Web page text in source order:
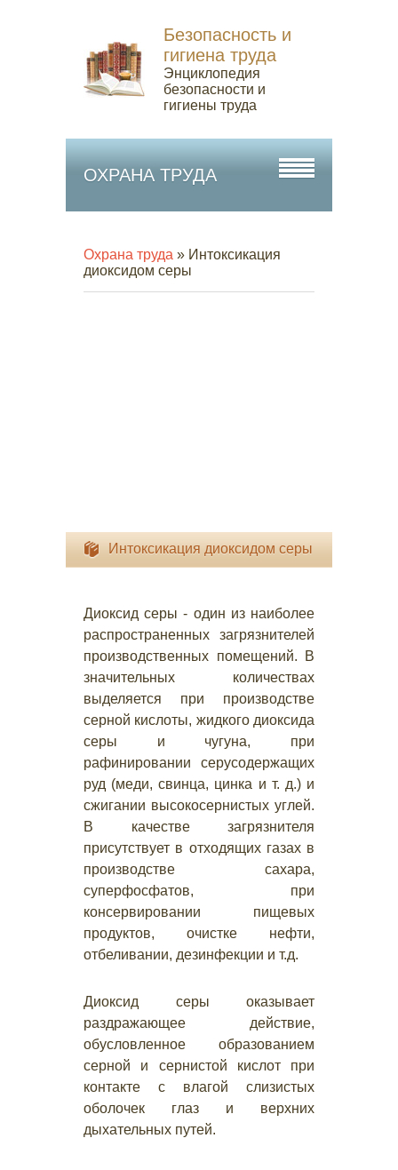
Безопасность и
гигиена труда
Энциклопедия
безопасности и
гигиены труда
ОХРАНА ТРУДА
Охрана труда » Интоксикация
диоксидом серы
Интоксикация диоксидом серы
Диоксид серы - один из наиболее
распространенных загрязнителей
производственных помещений. В
значительных количествах
выделяется при производстве
серной кислоты, жидкого диоксида
серы и чугуна, при
рафинировании серусодержащих
руд (меди, свинца, цинка и т. д.) и
сжигании высокосернистых углей.
В качестве загрязнителя
присутствует в отходящих газах в
производстве сахара,
суперфосфатов, при
консервировании пищевых
продуктов, очистке нефти,
отбеливании, дезинфекции и т.д.
Диоксид серы оказывает
раздражающее действие,
обусловленное образованием
серной и сернистой кислот при
контакте с влагой слизистых
оболочек глаз и верхних
дыхательных путей.